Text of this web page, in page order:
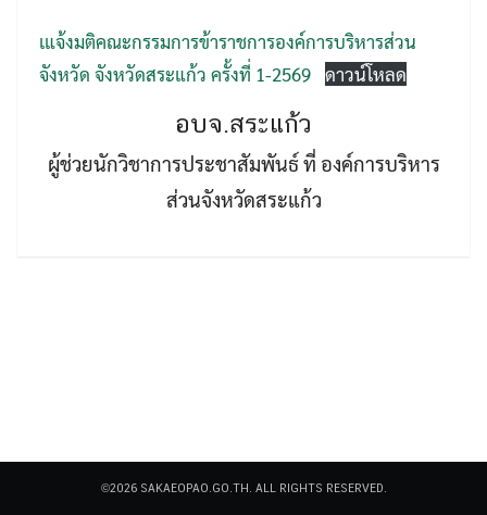
Search
เแจ้งมติคณะกรรมการข้าราชการองค์การบริหารส่วน
จังหวัด จังหวัดสระแก้ว ครั้งที่ 1-2569 ดาวน์โหลด
อบจ.สระแก้ว
ผู้ช่วยนักวิชาการประชาสัมพันธ์ ที่ องค์การบริหาร
ส่วนจังหวัดสระแก้ว
©2026 SAKAEOPAO.GO.TH. ALL RIGHTS RESERVED.